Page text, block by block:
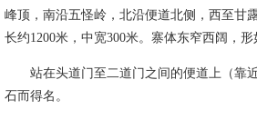
峰顶，南沿五怪岭，北沿便道北侧，西至甘
长约1200米，中宽300米。寨体东窄西阔，形
站在头道门至二道门之间的便道上（靠近
石而得名。